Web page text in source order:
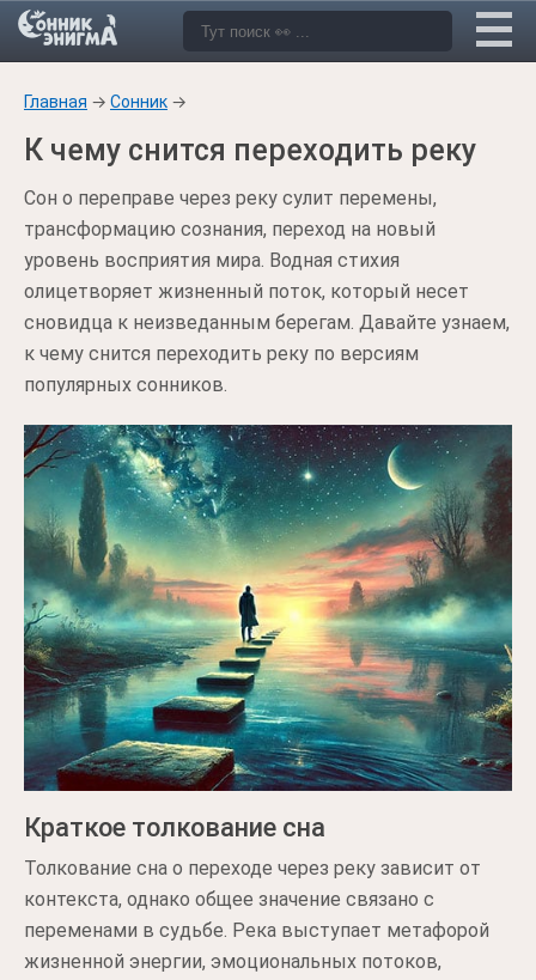
Главная → Сонник →
К чему снится переходить реку
Сон о переправе через реку сулит перемены,
трансформацию сознания, переход на новый
уровень восприятия мира. Водная стихия
олицетворяет жизненный поток, который несет
сновидца к неизведанным берегам. Давайте узнаем,
к чему снится переходить реку по версиям
популярных сонников.
Краткое толкование сна
Толкование сна о переходе через реку зависит от
контекста, однако общее значение связано с
переменами в судьбе. Река выступает метафорой
жизненной энергии, эмоциональных потоков,